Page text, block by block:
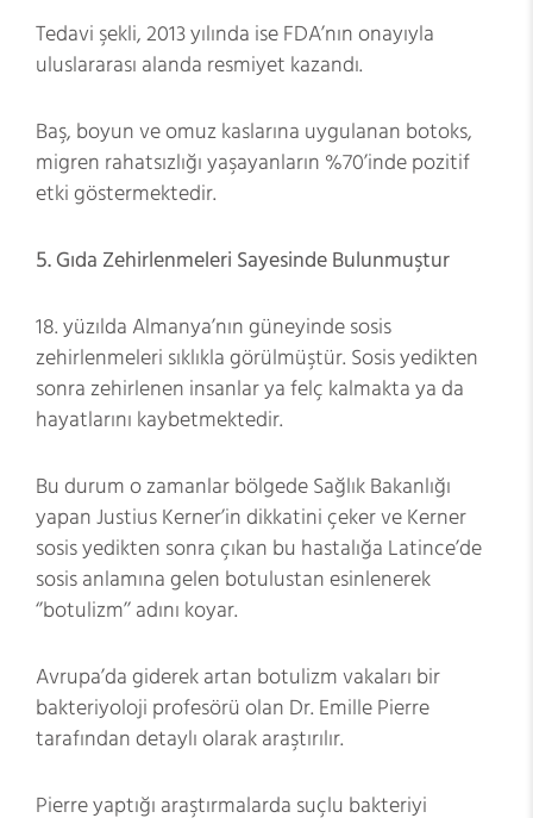
Tedavi şekli, 2013 yılında ise FDA’nın onayıyla
uluslararası alanda resmiyet kazandı.
Baş, boyun ve omuz kaslarına uygulanan botoks,
migren rahatsızlığı yaşayanların %70’inde pozitif
etki göstermektedir.
5. Gıda Zehirlenmeleri Sayesinde Bulunmuştur
18. yüzılda Almanya’nın güneyinde sosis
zehirlenmeleri sıklıkla görülmüştür. Sosis yedikten
sonra zehirlenen insanlar ya felç kalmakta ya da
hayatlarını kaybetmektedir.
Bu durum o zamanlar bölgede Sağlık Bakanlığı
yapan Justius Kerner’in dikkatini çeker ve Kerner
sosis yedikten sonra çıkan bu hastalığa Latince’de
sosis anlamına gelen botulustan esinlenerek
‘’botulizm’’ adını koyar.
Avrupa’da giderek artan botulizm vakaları bir
bakteriyoloji profesörü olan Dr. Emille Pierre
tarafından detaylı olarak araştırılır.
Pierre yaptığı araştırmalarda suçlu bakteriyi